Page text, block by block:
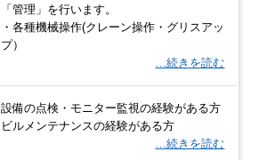
「管理」を行います。
・各種機械操作(クレーン操作・グリスアッ
プ）
…続きを読む
設備の点検・モニター監視の経験がある方
ビルメンテナンスの経験がある方
…続きを読む